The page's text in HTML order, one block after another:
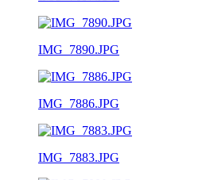
IMG_7890.JPG
IMG_7886.JPG
IMG_7883.JPG